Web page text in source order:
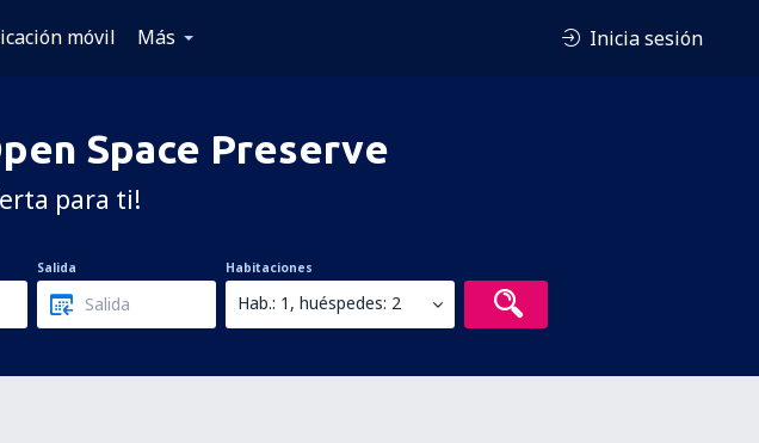
móvil Más Inicia sesión
Space Preserve
para ti!
Salida Habitaciones
Hab.: 1, huéspedes: 2